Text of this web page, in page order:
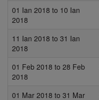
01 Ian 2018 to 10 Ian
2018
11 Ian 2018 to 31 Ian
2018
01 Feb 2018 to 28 Feb
2018
01 Mar 2018 to 31 Mar